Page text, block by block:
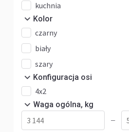
kuchnia
Kolor
czarny
biały
szary
Konfiguracja osi
4x2
Waga ogólna, kg
—